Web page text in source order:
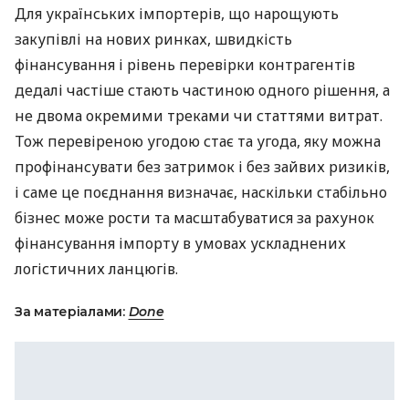
Для українських імпортерів, що нарощують
закупівлі на нових ринках, швидкість
фінансування і рівень перевірки контрагентів
дедалі частіше стають частиною одного рішення, а
не двома окремими треками чи статтями витрат.
Тож перевіреною угодою стає та угода, яку можна
профінансувати без затримок і без зайвих ризиків,
і саме це поєднання визначає, наскільки стабільно
бізнес може рости та масштабуватися за рахунок
фінансування імпорту в умовах ускладнених
логістичних ланцюгів.
За матеріалами: Done